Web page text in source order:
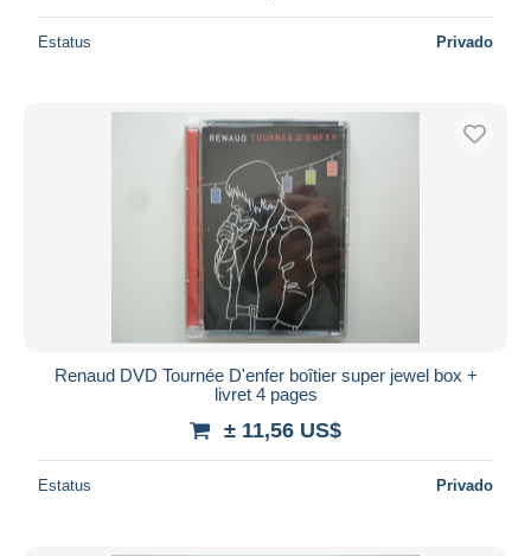
Estatus Privado
Renaud DVD Tournée D'enfer boîtier super jewel box +
livret 4 pages
± 11,56 US$
Estatus Privado